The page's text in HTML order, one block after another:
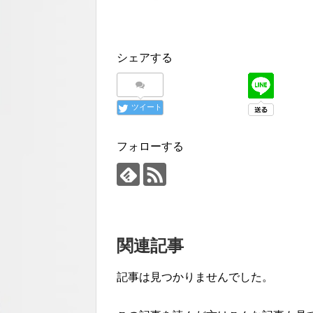
シェアする
ツイート
フォローする
関連記事
記事は見つかりませんでした。